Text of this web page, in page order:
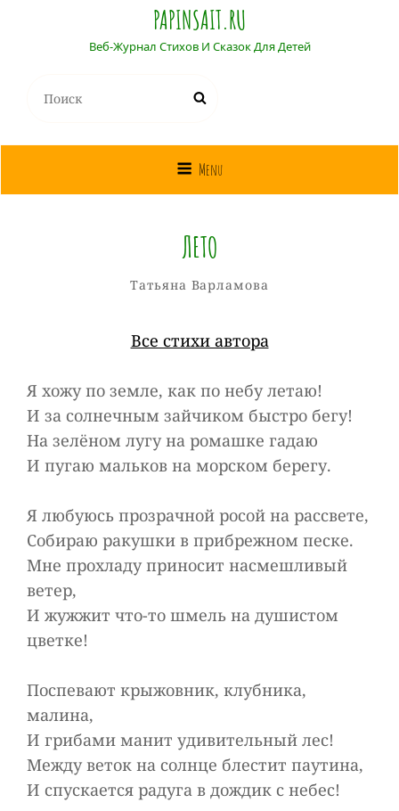
PAPINSAIT.RU
Веб-Журнал Стихов И Сказок Для Детей
Menu
ЛЕТО
Рубрики
Татьяна ВарламоваТатьяна
Все стихи автора
Я хожу по земле, как по небу летаю!
И за солнечным зайчиком быстро бегу!
На зелёном лугу на ромашке гадаю
И пугаю мальков на морском берегу.
Я любуюсь прозрачной росой на рассвете,
Собираю ракушки в прибрежном песке.
Мне прохладу приносит насмешливый
ветер,
И жужжит что-то шмель на душистом
цветке!
Поспевают крыжовник, клубника,
малина,
И грибами манит удивительный лес!
Между веток на солнце блестит паутина,
И спускается радуга в дождик с небес!